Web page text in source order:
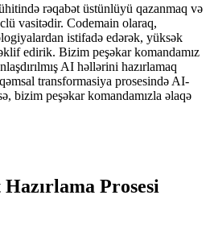
rəqabət üstünlüyü qazanmaq və
vasitədir. Codemain olaraq,
istifadə edərək, yüksək
edirik. Bizim peşəkar komandamız
AI həllərini hazırlamaq
transformasiya prosesində AI-
bizim peşəkar komandamızla əlaqə
Prosesi